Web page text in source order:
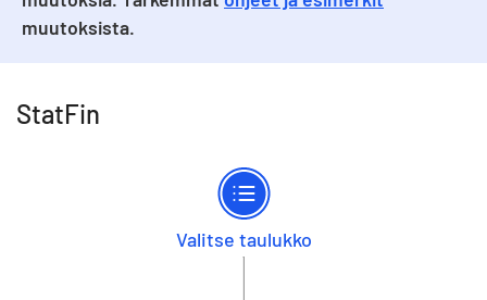
muutoksista.
StatFin
Valitse taulukko